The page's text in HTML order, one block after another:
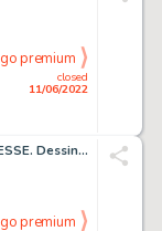
closed
11/06/2022
go premium
ENSEMBLE DE DESSINS DE PRESSE. Dessinateur à l'humour...
go premium